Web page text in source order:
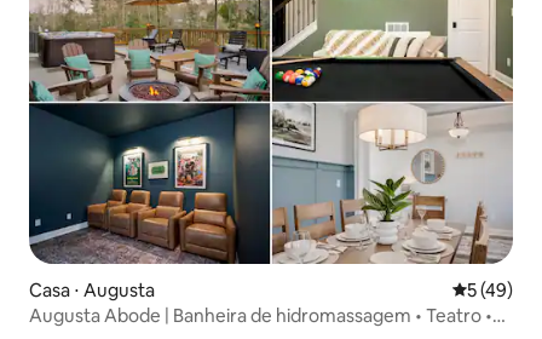
Casa ⋅ Augusta 5 de uma
5 (49)
Augusta Abode | Banheira de hidromassagem • Teatro •